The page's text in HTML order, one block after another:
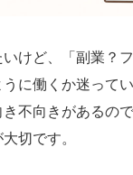
けど、「副業？
に働くか迷って
不向きがあるの
切です。